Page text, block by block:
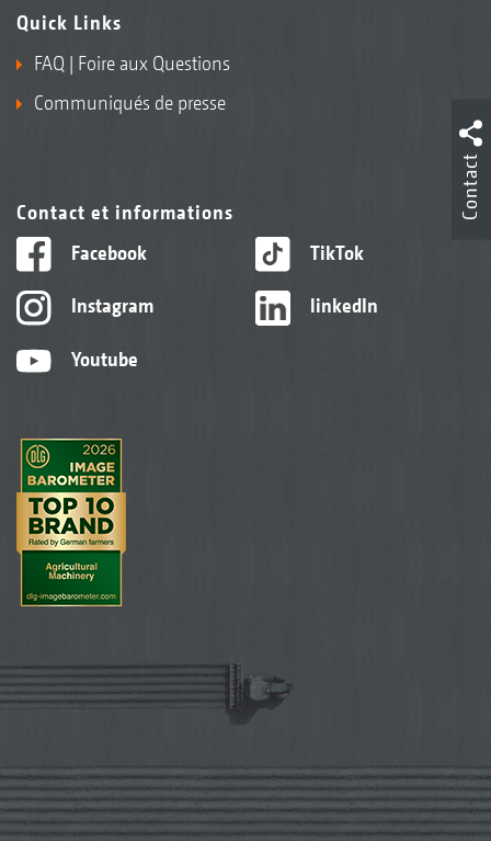
Quick Links
FAQ | Foire aux Questions
Communiqués de presse
Contact et informations
Facebook
Instagram
Youtube
TikTok
linkedIn
Contact